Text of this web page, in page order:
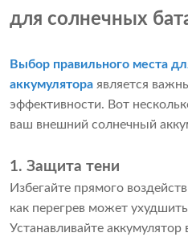
для солнечных
Выбор правильного места
аккумулятора является
эффективности. Вот
ваш внешний солнечный
1. Защита тени
Избегайте прямого
как перегрев может
Устанавливайте